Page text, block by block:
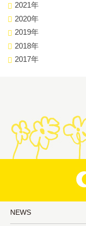
2021年
2020年
2019年
2018年
2017年
NEWS